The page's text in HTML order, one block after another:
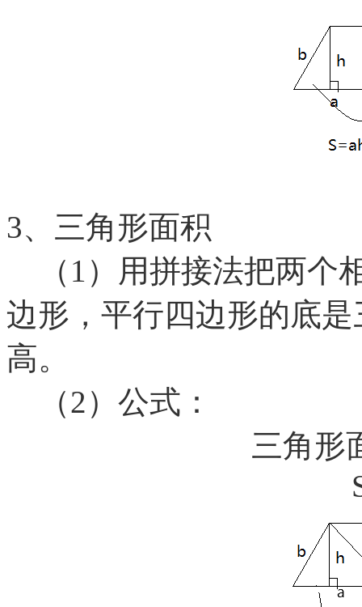
3、三角形面积
（1）用拼接法把两个
边形，平行四边形的底
高。
（2）公式：
三角形